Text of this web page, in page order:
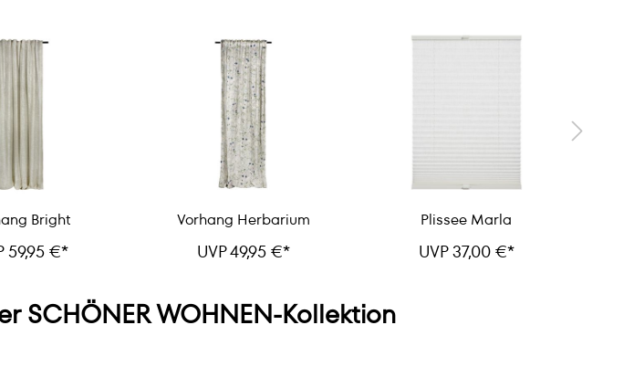
Bright
59,95 €*
Vorhang Herbarium
UVP 49,95 €*
Plissee Marla
UVP 37,00 €*
SCHÖNER WOHNEN-Kollektion